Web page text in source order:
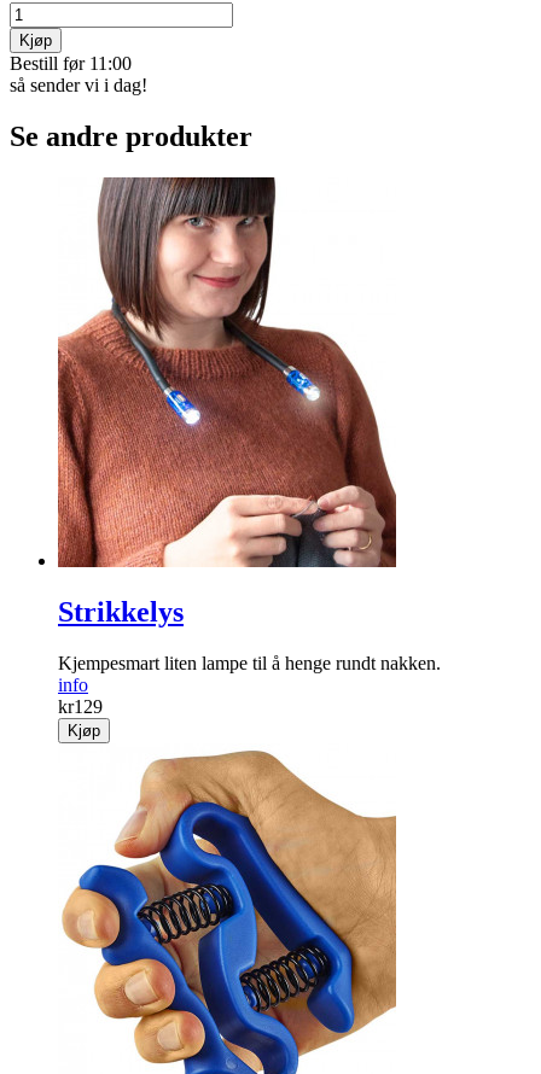
Kjøp
Bestill før 11:00
så sender vi i dag!
Se andre produkter
Strikkelys
Kjempesmart liten lampe til å henge rundt nakken.
info
kr129
Kjøp